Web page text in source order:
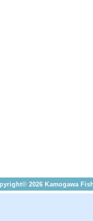
2026 Kamogawa